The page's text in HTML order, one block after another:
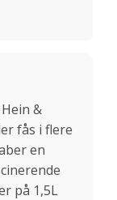
&
fås i flere
en
på 1,5L